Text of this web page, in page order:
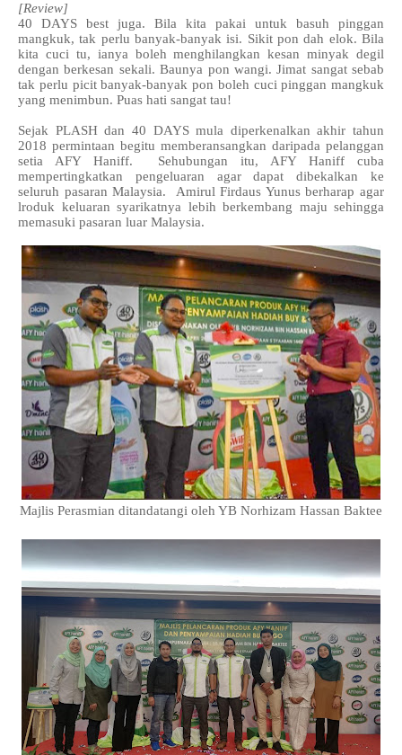
[Review]
40 DAYS best juga. Bila kita pakai untuk basuh pinggan
mangkuk, tak perlu banyak-banyak isi. Sikit pon dah elok. Bila
kita cuci tu, ianya boleh menghilangkan kesan minyak degil
dengan berkesan sekali. Baunya pon wangi. Jimat sangat sebab
tak perlu picit banyak-banyak pon boleh cuci pinggan mangkuk
yang menimbun. Puas hati sangat tau!
Sejak PLASH dan 40 DAYS mula diperkenalkan akhir tahun
2018 permintaan begitu memberansangkan daripada pelanggan
setia AFY Haniff. Sehubungan itu, AFY Haniff cuba
mempertingkatkan pengeluaran agar dapat dibekalkan ke
seluruh pasaran Malaysia. Amirul Firdaus Yunus berharap agar
lroduk keluaran syarikatnya lebih berkembang maju sehingga
memasuki pasaran luar Malaysia.
Majlis Perasmian ditandatangi oleh YB Norhizam Hassan Baktee